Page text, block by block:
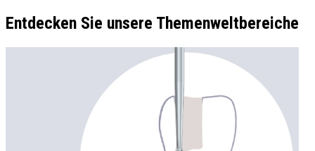
Entdecken Sie unsere Themenweltbereiche